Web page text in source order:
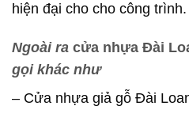
hiện đại cho cho công trình.
Ngoài ra cửa nhựa Đài
gọi khác như
– Cửa nhựa giả gỗ Đài